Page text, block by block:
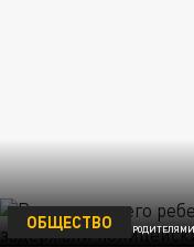
С МАЛЬЧИКОМ И ЕГО РОДИТЕЛЯМИ
ОБЩЕСТВО